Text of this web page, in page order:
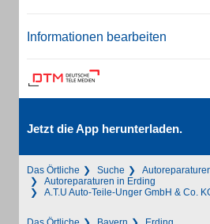
Informationen bearbeiten
Jetzt die App herunterladen.
Das Örtliche Suche
Autoreparaturen in Erding
A.T.U Auto-Teile-Unger GmbH & Co.